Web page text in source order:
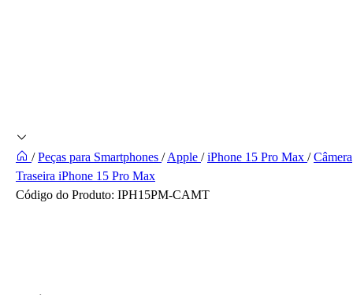
/ Peças para Smartphones /Apple / iPhone 15 Pro Max / Câmera
Traseira iPhone 15 Pro Max
Código do Produto: IPH15PM-CAMT